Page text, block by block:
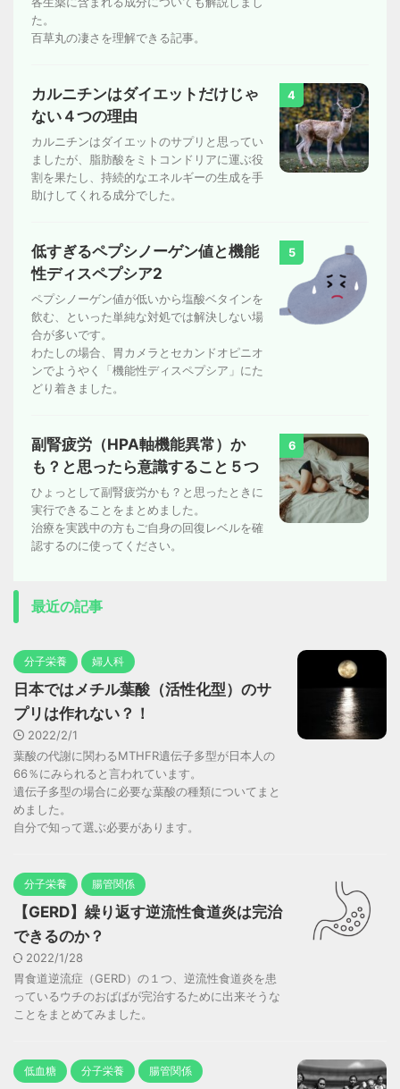
た。
百草丸の凄さを理解できる記事。
4
カルニチンはダイエットだけじゃ
ない４つの理由
カルニチンはダイエットのサプリと思ってい
ましたが、脂肪酸をミトコンドリアに運ぶ役
割を果たし、持続的なエネルギーの生成を手
助けしてくれる成分でした。
5
低すぎるペプシノーゲン値と機能
性ディスペプシア2
ペプシノーゲン値が低いから塩酸ベタインを
飲む、といった単純な対処では解決しない場
合が多いです。
わたしの場合、胃カメラとセカンドオピニオ
ンでようやく「機能性ディスペプシア」にた
どり着きました。
6
副腎疲労（HPA軸機能異常）か
も？と思ったら意識すること５つ
ひょっとして副腎疲労かも？と思ったときに
実行できることをまとめました。
治療を実践中の方もご自身の回復レベルを確
認するのに使ってください。
最近の記事
分子栄養 婦人科
日本ではメチル葉酸（活性化型）のサ
プリは作れない？！
2022/2/1
葉酸の代謝に関わるMTHFR遺伝子多型が日本人の
66％にみられると言われています。
遺伝子多型の場合に必要な葉酸の種類についてまと
めました。
自分で知って選ぶ必要があります。
分子栄養 腸管関係
【GERD】繰り返す逆流性食道炎は完治
できるのか？
2022/1/28
胃食道逆流症（GERD）の１つ、逆流性食道炎を患
っているウチのおばばが完治するために出来そうな
ことをまとめてみました。
低血糖 分子栄養 腸管関係